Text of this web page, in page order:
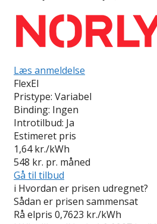
Læs anmeldelse
FlexEl
Pristype: Variabel
Binding: Ingen
Introtilbud: Ja
Estimeret pris
1,64 kr./kWh
548 kr. pr. måned
Gå til tilbud
i Hvordan er prisen udregnet?
Sådan er prisen sammensat
Rå elpris 0,7623 kr./kWh